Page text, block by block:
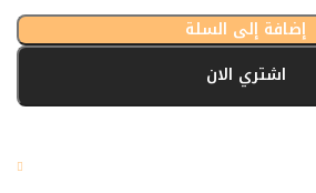
إضافة إلى السلة
اشتري الان